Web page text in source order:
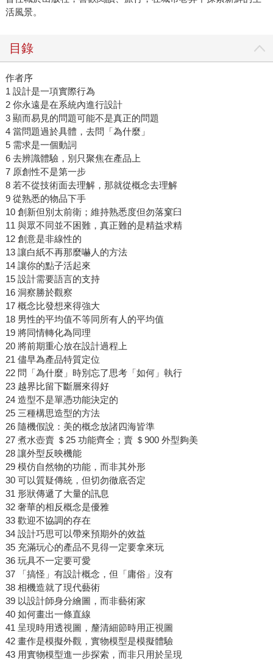
活風景。
目錄
作者序
1 設計是一項實際行為
2 你永遠是在系統內進行設計
3 顯而易見的問題可能不是真正的問題
4 當問題過於具體，去問「為什麼」
5 需求是一個動詞
6 去辨識體驗，別只聚焦在產品上
7 原創性不是第一步
8 若不從技術面去理解，那就從概念去理解
9 從熟悉的物品下手
10 創新但別太前衛；維持熟悉度但勿落窠臼
11 與眾不同並不困難，真正難的是精益求精
12 創意是非線性的
13 讓白紙不再那麼嚇人的方法
14 讓你的點子活起來
15 設計需要語言的支持
16 洞察勝於觀察
17 概念比發想來得強大
18 男性的平均值不等同所有人的平均值
19 將同情轉化為同理
20 將前期重心放在設計過程上
21 儘早為產品特質定位
22 問「為什麼」時別忘了思考「如何」執行
23 越界比留下斷層來得好
24 造型不是單憑功能決定的
25 三種構思造型的方法
26 隨機假說：美的概念放諸四海皆準
27 煮水壺賣 ＄25 功能齊全；賣 ＄900 外型夠美
28 讓外型反映機能
29 模仿自然物的功能，而非其外形
30 可以質疑傳統，但切勿徹底否定
31 形狀傳遞了大量的訊息
32 奢華的相反概念是優雅
33 歡迎不協調的存在
34 設計巧思可以帶來預期外的效益
35 充滿玩心的產品不見得一定要拿來玩
36 玩具不一定要可愛
37 「搞怪」有設計概念，但「庸俗」沒有
38 相機造就了現代藝術
39 以設計師身分繪圖，而非藝術家
40 如何畫出一條直線
41 呈現時用透視圖，釐清細節時用正視圖
42 畫作是模擬外觀，實物模型是模擬體驗
43 用實物模型進一步探索，而非只用於呈現